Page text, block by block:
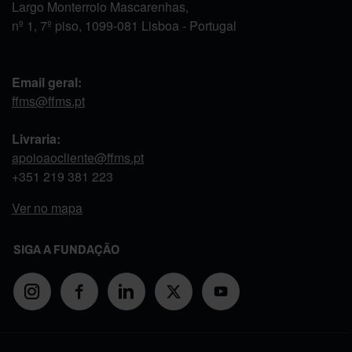
Largo Monterroio Mascarenhas,
nº 1, 7º piso, 1099-081 Lisboa - Portugal
Email geral:
ffms@ffms.pt
Livraria:
apoioaocliente@ffms.pt
+351 219 381 223
Ver no mapa
SIGA A FUNDAÇÃO